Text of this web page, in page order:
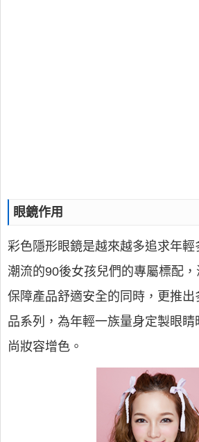
眼鏡作用
彩色隱形眼鏡是越來越多追求年
潮流的90後女孩兒們的專屬標配
保障產品舒適安全的同時，更推出
品系列，為年輕一族量身定製眼
尚妝容增色。